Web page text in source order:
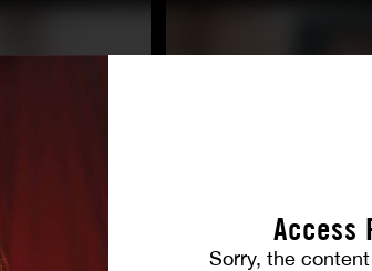
Access
Sorry, the